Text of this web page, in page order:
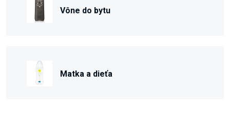
Vône do bytu
Matka a dieťa